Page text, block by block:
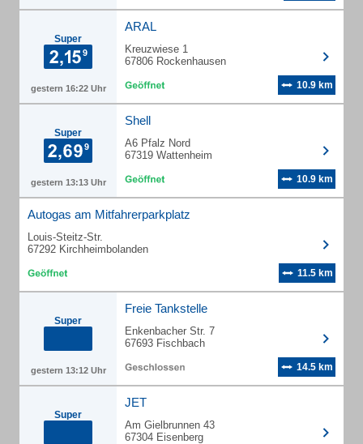
Super
gestern 16:22 Uhr
ARAL
Kreuzwiese 1
67806 Rockenhausen
10.9 km
Super
gestern 13:13 Uhr
Shell
A6 Pfalz Nord
67319 Wattenheim
10.9 km
Autogas am Mitfahrerparkplatz
Louis-Steitz-Str.
67292 Kirchheimbolanden
11.5 km
Super
gestern 13:12 Uhr
Freie Tankstelle
Enkenbacher Str. 7
67693 Fischbach
14.5 km
Super
JET
Am Gielbrunnen 43
67304 Eisenberg